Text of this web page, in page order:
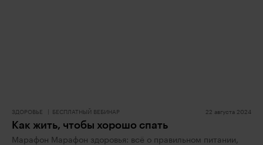
ЗДОРОВЬЕ БЕСПЛАТНЫЙ ВЕБИНАР 22 августа 2024
Как жить, чтобы хорошо спать
Марафон Марафон здоровья: всё о правильном питании,